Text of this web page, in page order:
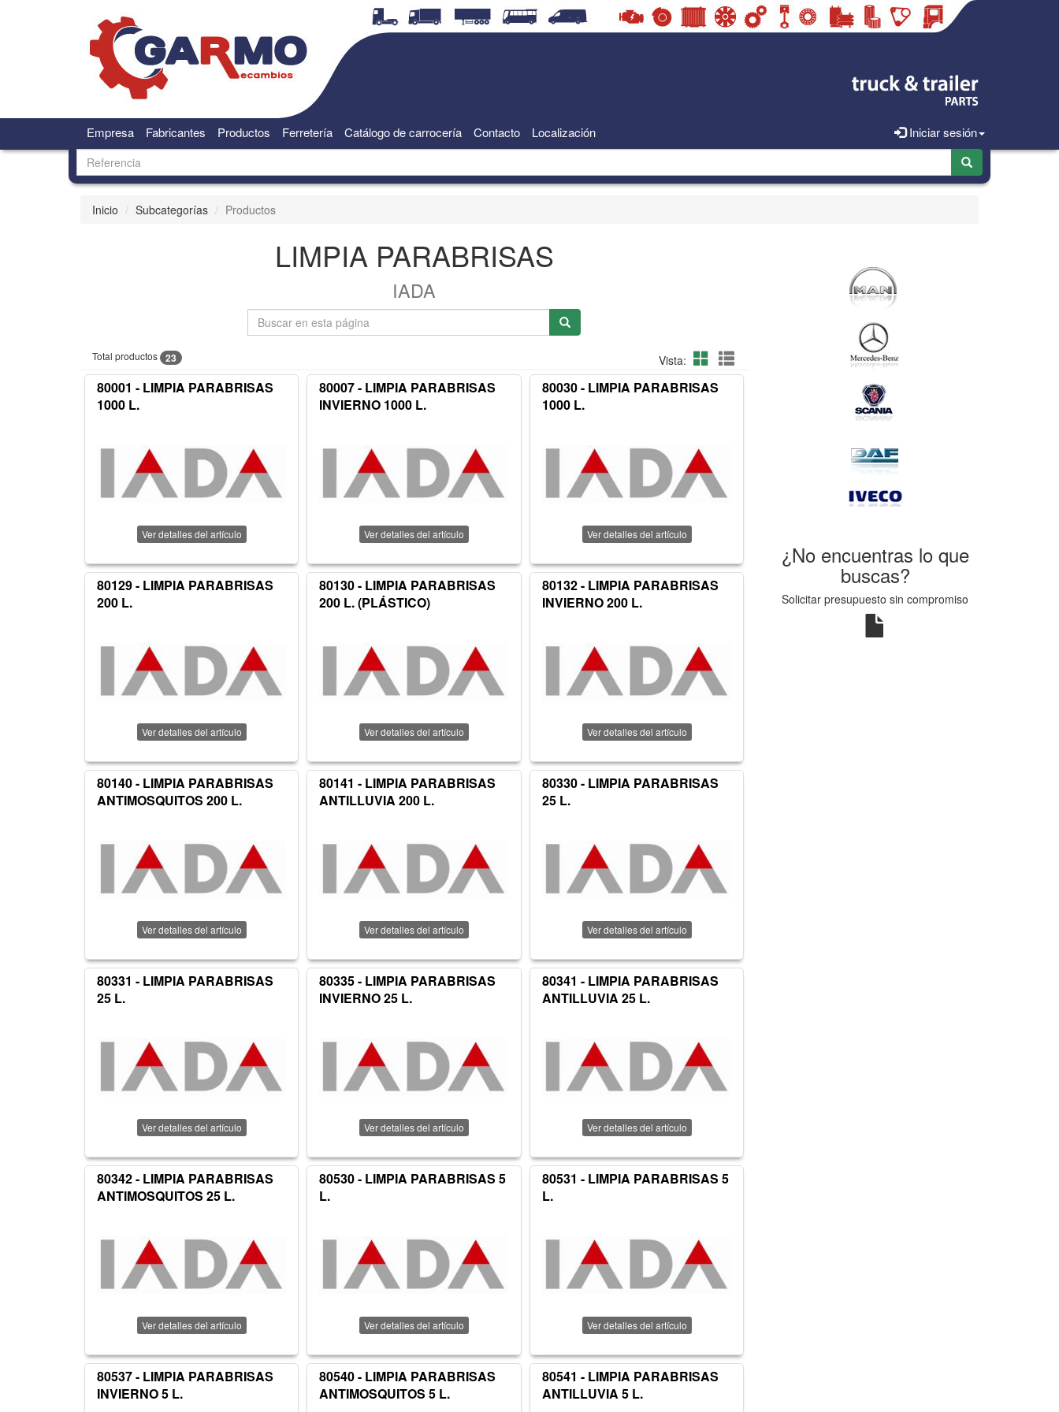
Iniciar sesión
Empresa Fabricantes Productos Ferretería Catálogo de carrocería Contacto Localización
Inicio Subcategorías Productos
LIMPIA PARABRISAS
IADA
Total productos 23 Vista:
80001 - LIMPIA PARABRISAS
1000 L.
Ver detalles del artículo
80007 - LIMPIA PARABRISAS
INVIERNO 1000 L.
Ver detalles del artículo
80030 - LIMPIA PARABRISAS
1000 L.
Ver detalles del artículo
80129 - LIMPIA PARABRISAS
200 L.
Ver detalles del artículo
80130 - LIMPIA PARABRISAS
200 L. (PLÁSTICO)
Ver detalles del artículo
80132 - LIMPIA PARABRISAS
INVIERNO 200 L.
Ver detalles del artículo
80140 - LIMPIA PARABRISAS
ANTIMOSQUITOS 200 L.
Ver detalles del artículo
80141 - LIMPIA PARABRISAS
ANTILLUVIA 200 L.
Ver detalles del artículo
80330 - LIMPIA PARABRISAS
25 L.
Ver detalles del artículo
80331 - LIMPIA PARABRISAS
25 L.
Ver detalles del artículo
80335 - LIMPIA PARABRISAS
INVIERNO 25 L.
Ver detalles del artículo
80341 - LIMPIA PARABRISAS
ANTILLUVIA 25 L.
Ver detalles del artículo
80342 - LIMPIA PARABRISAS
ANTIMOSQUITOS 25 L.
Ver detalles del artículo
80530 - LIMPIA PARABRISAS 5
L.
Ver detalles del artículo
80531 - LIMPIA PARABRISAS 5
L.
Ver detalles del artículo
80537 - LIMPIA PARABRISAS
INVIERNO 5 L.
80540 - LIMPIA PARABRISAS
ANTIMOSQUITOS 5 L.
80541 - LIMPIA PARABRISAS
ANTILLUVIA 5 L.
¿No encuentras lo que
buscas?
Solicitar presupuesto sin compromiso